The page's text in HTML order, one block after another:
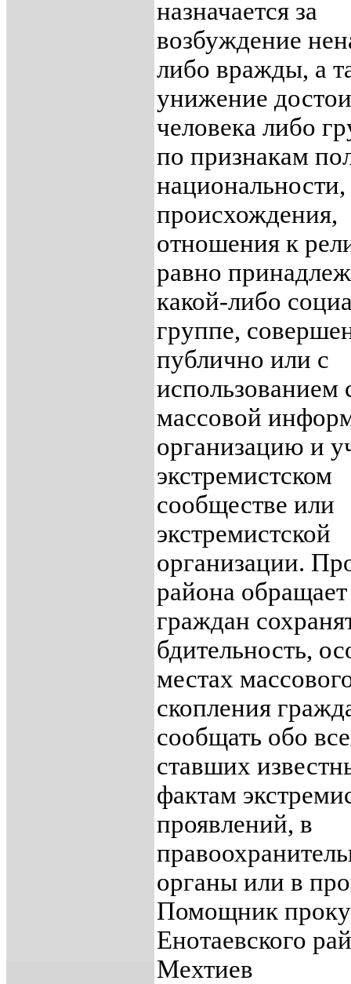
назначается за
возбуждение
либо вражды, а
унижение
человека либо
по признакам
национальности,
происхождения,
отношения к
равно
какой-либо
группе,
публично или с
использованием
массовой
организацию и
экстремистском
сообществе или
экстремистской
организации.
района
граждан
бдительность,
местах
скопления
сообщать обо
ставших
фактам
проявлений, в
органы или в
Помощник
Енотаевского
Мехтиев